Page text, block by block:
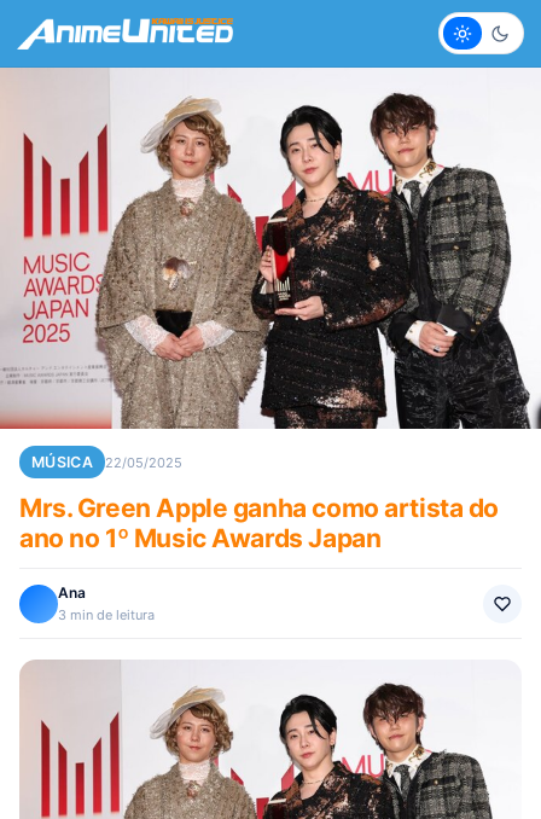
Claro
MÚSICA 22/05/2025
Mrs. Green Apple ganha como artista do
ano no 1º Music Awards Japan
Ana
3 min de leitura